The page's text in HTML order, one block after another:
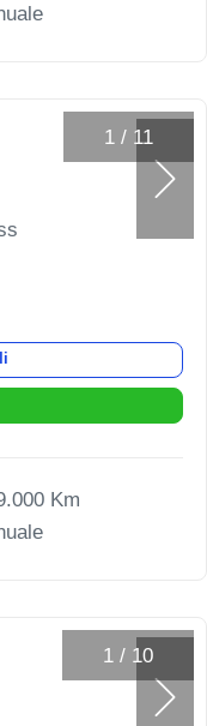
1 / 11
Km
1 / 10